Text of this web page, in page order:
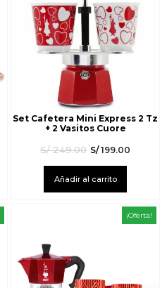
Set Cafetera Mini Express 2 Tz
+ 2 Vasitos Cuore
S/249.00 S/199.00
Añadir al carrito
¡Oferta!